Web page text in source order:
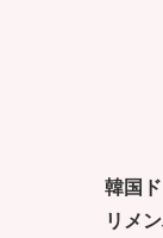
韓国
リメ